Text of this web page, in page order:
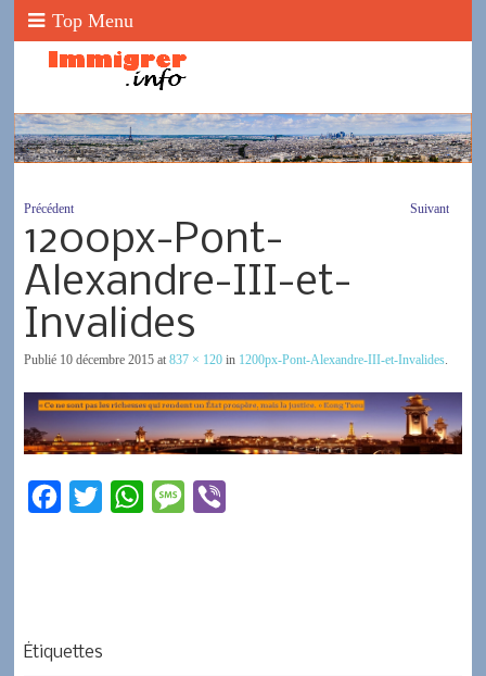
Top Menu
Précédent Suivant
1200px-Pont-
Alexandre-III-et-
Invalides
Publié 10 décembre 2015at 837 × 120in 1200px-Pont-Alexandre-III-et-Invalides.
o
e
W
M
Étiquettes